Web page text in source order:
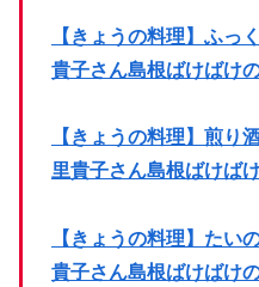
【きょうの料理】ふっ
貴子さん島根ばけばけ
【きょうの料理】煎り
里貴子さん島根ばけば
【きょうの料理】たい
貴子さん島根ばけばけ